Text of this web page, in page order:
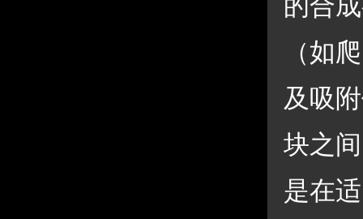
（如
及吸
块之
是在